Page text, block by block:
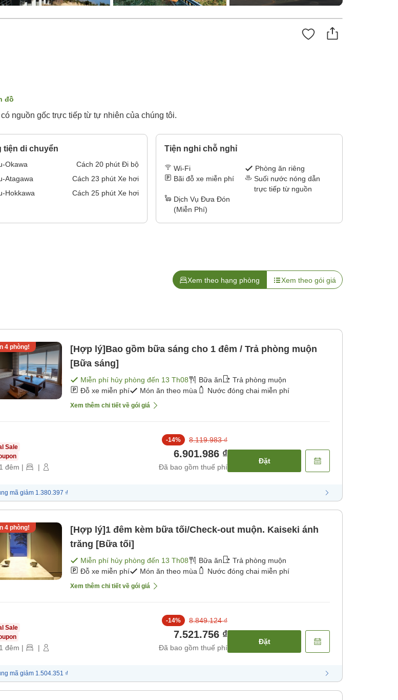
đồ
nguồn gốc trực tiếp từ tự nhiên của chúng tôi.
tiện di chuyển
Okawa Cách 20phút Đi bộ
Atagawa
Cách 23 phút Xe hơi
Hokkawa
Cách 25phút Xe hơi
Tiện nghi chỗ nghỉ
Wi-Fi
Phòng ăn riêng
Bãi đỗ xe miễn phí
Suối nước nóng dẫn
trực tiếp từ nguồn
Dịch Vụ Đưa Đón
(Miễn Phí)
Xem theo hạng phòng Xem theo gói giá
4phòng!
[Hợp lý]Bao gồm bữa sáng cho 1 đêm / Trả phòng muộn
[Bữa sáng]
Miễn phí hủy phòng đến 13 Th08 Bữa ăn
Trả phòng muộn
Đỗ xe miễn phí
Món ăn theo mùa Nước đóng chai miễn phí
Xem thêm chi tiết về gói giá
Sale
1 đêm | |
-14% 8.119.983 ₫
6.901.986 ₫
Đã bao gồm thuế phí
Đặt
mã giảm 1.380.397 ₫
4phòng!
[Hợp lý]1 đêm kèm bữa tối/Check-out muộn. Kaiseki ánh
trăng [Bữa tối]
Miễn phí hủy phòng đến 13 Th08 Bữa ăn
Trả phòng muộn
Đỗ xe miễn phí
Món ăn theo mùa Nước đóng chai miễn phí
Xem thêm chi tiết về gói giá
Sale
1 đêm | |
-14% 8.849.124 ₫
7.521.756 ₫
Đã bao gồm thuế phí
Đặt
mã giảm 1.504.351 ₫